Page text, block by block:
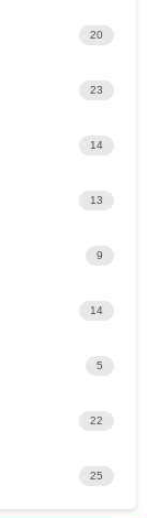
20
23
14
13
9
14
5
22
25